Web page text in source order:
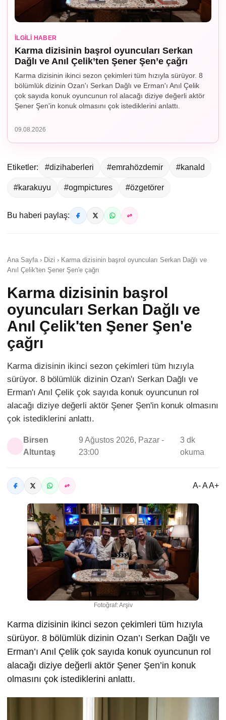
İLGILI HABER
Karma dizisinin başrol oyuncuları Serkan
Dağlı ve Anıl Çelik’ten Şener Şen’e çağrı
Karma dizisinin ikinci sezon çekimleri tüm hızıyla sürüyor. 8
bölümlük dizinin Ozan'ı Serkan Dağlı ve Erman'ı Anıl Çelik
çok sayıda konuk oyuncunun rol alacağı diziye değerli aktör
Şener Şen'in konuk olmasını çok istediklerini anlattı.
09.08.2026
Etiketler: #dizihaberleri #emrahözdemir #kanald
#karakuyu #ogmpictures #özgetörer
Bu haberi paylaş:
Ana Sayfa › Dizi › Karma dizisinin başrol oyuncuları Serkan Dağlı ve
Anıl Çelik'ten Şener Şen'e çağrı
Karma dizisinin başrol
oyuncuları Serkan Dağlı ve
Anıl Çelik'ten Şener Şen'e
çağrı
Karma dizisinin ikinci sezon çekimleri tüm hızıyla
sürüyor. 8 bölümlük dizinin Ozan'ı Serkan Dağlı ve
Erman'ı Anıl Çelik çok sayıda konuk oyuncunun rol
alacağı diziye değerli aktör Şener Şen'in konuk olmasını
çok istediklerini anlattı.
Birsen
Altuntaş
9 Ağustos 2026, Pazar -
23:00
3 dk
okuma
A- A A+
Fotoğraf: Arşiv
Karma dizisinin ikinci sezon çekimleri tüm hızıyla
sürüyor. 8 bölümlük dizinin Ozan’ı Serkan Dağlı ve
Erman’ı Anıl Çelik çok sayıda konuk oyuncunun rol
alacağı diziye değerli aktör Şener Şen’in konuk
olmasını çok istediklerini anlattı.